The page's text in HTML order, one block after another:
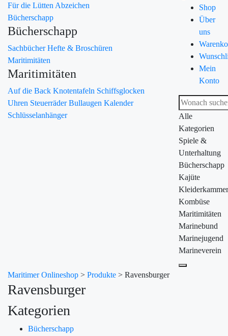
Für die Lütten Abzeichen
Bücherschapp
Bücherschapp
SachbücherHefte & Broschüren
Maritimitäten
Maritimitäten
Auf die Back Knotentafeln Schiffsglocken
Uhren SteuerräderBullaugen Kalender
Schlüsselanhänger
Shop
Über
uns
Mein
Konto
Alle
Kategorien
Spiele &
Unterhaltung
Bücherschapp
Kajüte
Kleiderkammer
Kombüse
Maritimitäten
Marinebund
Marinejugend
Marineverein
Maritimer Onlineshop > Produkte > Ravensburger
Ravensburger
Kategorien
Bücherschapp